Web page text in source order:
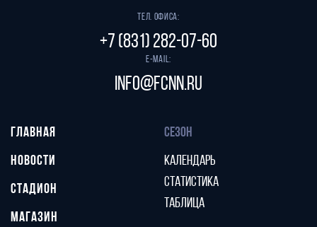
Тел. офиса:
+7 (831) 282-07-60
E-mail:
info@fcnn.ru
ГЛАВНАЯ
НОВОСТИ
СТАДИОН
МАГАЗИН
СЕЗОН
КАЛЕНДАРЬ
СТАТИСТИКА
ТАБЛИЦА